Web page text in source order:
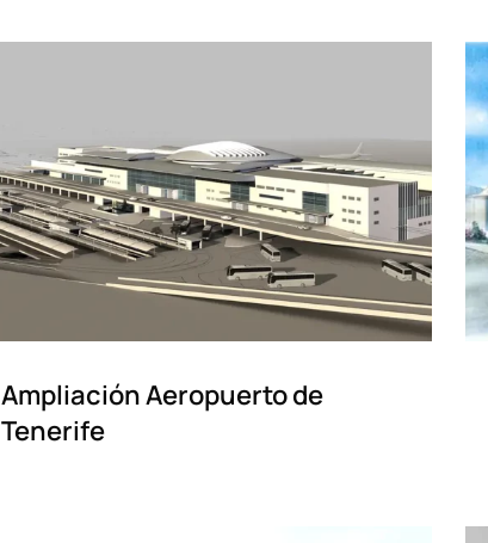
Ampliación Aeropuerto de
Tenerife